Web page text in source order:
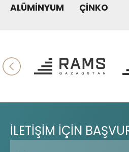
ALÜMİNYUM ÇİNKO
İLETİŞİM İÇİN